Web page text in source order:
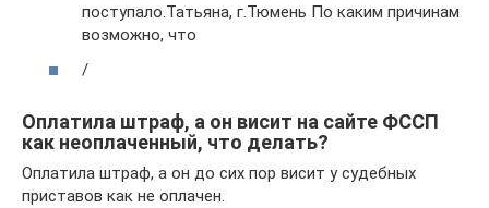
поступало.Татьяна, г.Тюмень По каким причинам
возможно, что
/
Оплатила штраф, а он висит на сайте ФССП
как неоплаченный, что делать?
Оплатила штраф, а он до сих пор висит у судебных
приставов как не оплачен.